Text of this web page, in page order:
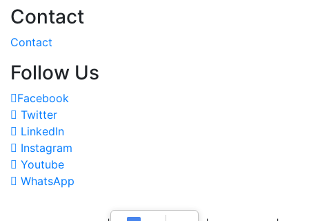
Contact
Contact
Follow Us
Facebook
Twitter
LinkedIn
Instagram
Youtube
WhatsApp